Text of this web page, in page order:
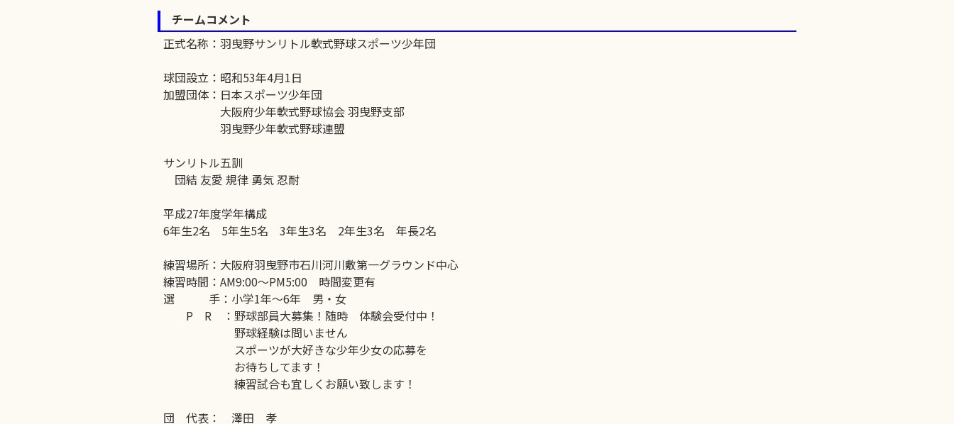
チームコメント
正式名称：羽曳野サンリトル軟式野球スポーツ少年団
球団設立：昭和53年4月1日
加盟団体：日本スポーツ少年団
大阪府少年軟式野球協会 羽曳野支部
羽曳野少年軟式野球連盟
サンリトル五訓
団結 友愛 規律 勇気 忍耐
平成27年度学年構成
6年生2名 5年生5名 3年生3名 2年生3名 年長2名
練習場所：大阪府羽曳野市石川河川敷第一グラウンド中心
練習時間：AM9:00～PM5:00 時間変更有
選 手：小学1年～6年 男・女
P R ：野球部員大募集！随時 体験会受付中！
野球経験は問いません
スポーツが大好きな少年少女の応募を
お待ちしてます！
練習試合も宜しくお願い致します！
団 代表： 澤田 孝